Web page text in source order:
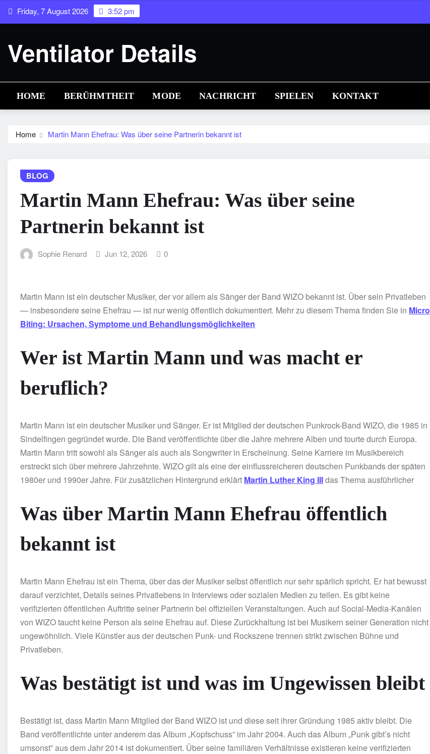
Skip Friday, 7 August 2026 3:52 pm
Ventilator Details
HOME BERÜHMTHEIT MODE NACHRICHT SPIELEN KONTAKT
Home Martin Mann Ehefrau: Was über seine Partnerin bekannt ist
BLOG
Martin Mann Ehefrau: Was über seine
Partnerin bekannt ist
Sophie Renard Jun 12, 2026 0
Martin Mann ist ein deutscher Musiker, der vor allem als Sänger der Band WIZO bekannt ist. Über sein Privatleben
— insbesondere seine Ehefrau — ist nur wenig öffentlich dokumentiert. Mehr zu diesem Thema finden Sie in Micro
Biting: Ursachen, Symptome und Behandlungsmöglichkeiten
Wer ist Martin Mann und was macht er
beruflich?
Martin Mann ist ein deutscher Musiker und Sänger. Er ist Mitglied der deutschen Punkrock-Band WIZO, die 1985 in
Sindelfingen gegründet wurde. Die Band veröffentlichte über die Jahre mehrere Alben und tourte durch Europa.
Martin Mann tritt sowohl als Sänger als auch als Songwriter in Erscheinung. Seine Karriere im Musikbereich
erstreckt sich über mehrere Jahrzehnte. WIZO gilt als eine der einflussreicheren deutschen Punkbands der späten
1980er und 1990er Jahre. Für zusätzlichen Hintergrund erklärt Martin Luther King IIIdas Thema ausführlicher
Was über Martin Mann Ehefrau öffentlich
bekannt ist
Martin Mann Ehefrau ist ein Thema, über das der Musiker selbst öffentlich nur sehr spärlich spricht. Er hat bewusst
darauf verzichtet, Details seines Privatlebens in Interviews oder sozialen Medien zu teilen. Es gibt keine
verifizierten öffentlichen Auftritte seiner Partnerin bei offiziellen Veranstaltungen. Auch auf Social-Media-Kanälen
von WIZO taucht keine Person als seine Ehefrau auf. Diese Zurückhaltung ist bei Musikern seiner Generation nicht
ungewöhnlich. Viele Künstler aus der deutschen Punk- und Rockszene trennen strikt zwischen Bühne und
Privatleben.
Was bestätigt ist und was im Ungewissen bleibt
Bestätigt ist, dass Martin Mann Mitglied der Band WIZO ist und diese seit ihrer Gründung 1985 aktiv bleibt. Die
Band veröffentlichte unter anderem das Album „Kopfschuss” im Jahr 2004. Auch das Album „Punk gibt’s nicht
umsonst” aus dem Jahr 2014 ist dokumentiert. Über seine familiären Verhältnisse existieren keine verifizierten